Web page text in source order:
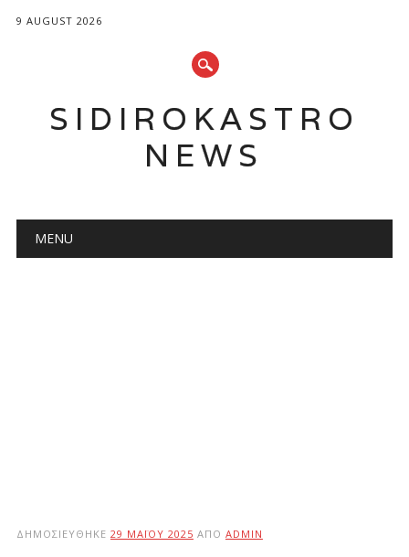
9 AUGUST 2026
SIDIROKASTRO
NEWS
Main menu
MENU
ΔΗΜΟΣΙΕΎΘΗΚΕ 29 ΜΑΪ́ΟΥ 2025 ΑΠΌ ADMIN